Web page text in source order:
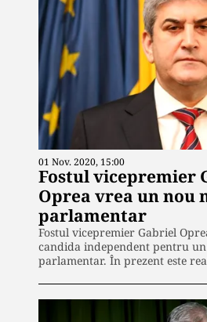
01 Nov. 2020, 15:00
Fostul vicepremier
Oprea vrea un nou
parlamentar
Fostul vicepremier Gabriel
candida independent pentru
parlamentar. În prezent este